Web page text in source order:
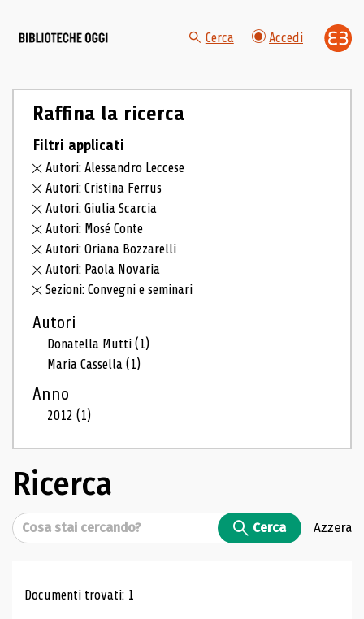
Cerca Accedi
Raffina la ricerca
Filtri applicati
Autori: Alessandro Leccese
Autori: Cristina Ferrus
Autori: Giulia Scarcia
Autori: Mosé Conte
Autori: Oriana Bozzarelli
Autori: Paola Novaria
Sezioni: Convegni e seminari
Autori
Donatella Mutti(1)
Maria Cassella(1)
Anno
2012(1)
Ricerca
Cerca Cerca Azzera
Risultati di ricerca
Documenti trovati: 1